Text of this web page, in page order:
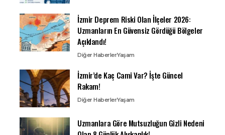
İzmir Deprem Riski Olan İlçeler 2026:
Uzmanların En Güvensiz Gördüğü Bölgeler
Açıklandı!
Diğer HaberlerYaşam
İzmir’de Kaç Cami Var? İşte Güncel
Rakam!
Diğer HaberlerYaşam
Uzmanlara Göre Mutsuzluğun Gizli Nedeni